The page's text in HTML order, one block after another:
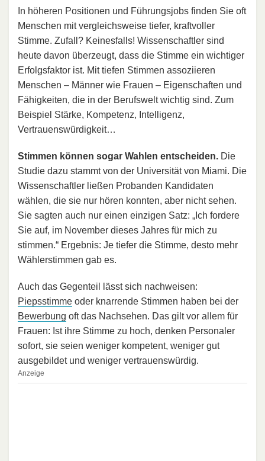
In höheren Positionen und Führungsjobs finden Sie oft
Menschen mit vergleichsweise tiefer, kraftvoller
Stimme. Zufall? Keinesfalls! Wissenschaftler sind
heute davon überzeugt, dass die Stimme ein wichtiger
Erfolgsfaktor ist. Mit tiefen Stimmen assoziieren
Menschen – Männer wie Frauen – Eigenschaften und
Fähigkeiten, die in der Berufswelt wichtig sind. Zum
Beispiel Stärke, Kompetenz, Intelligenz,
Vertrauenswürdigkeit…
Stimmen können sogar Wahlen entscheiden. Die
Studie dazu stammt von der Universität von Miami. Die
Wissenschaftler ließen Probanden Kandidaten
wählen, die sie nur hören konnten, aber nicht sehen.
Sie sagten auch nur einen einzigen Satz: „Ich fordere
Sie auf, im November dieses Jahres für mich zu
stimmen.“ Ergebnis: Je tiefer die Stimme, desto mehr
Wählerstimmen gab es.
Auch das Gegenteil lässt sich nachweisen:
Piepsstimme oder knarrende Stimmen haben bei der
Bewerbung oft das Nachsehen. Das gilt vor allem für
Frauen: Ist ihre Stimme zu hoch, denken Personaler
sofort, sie seien weniger kompetent, weniger gut
ausgebildet und weniger vertrauenswürdig.
Anzeige